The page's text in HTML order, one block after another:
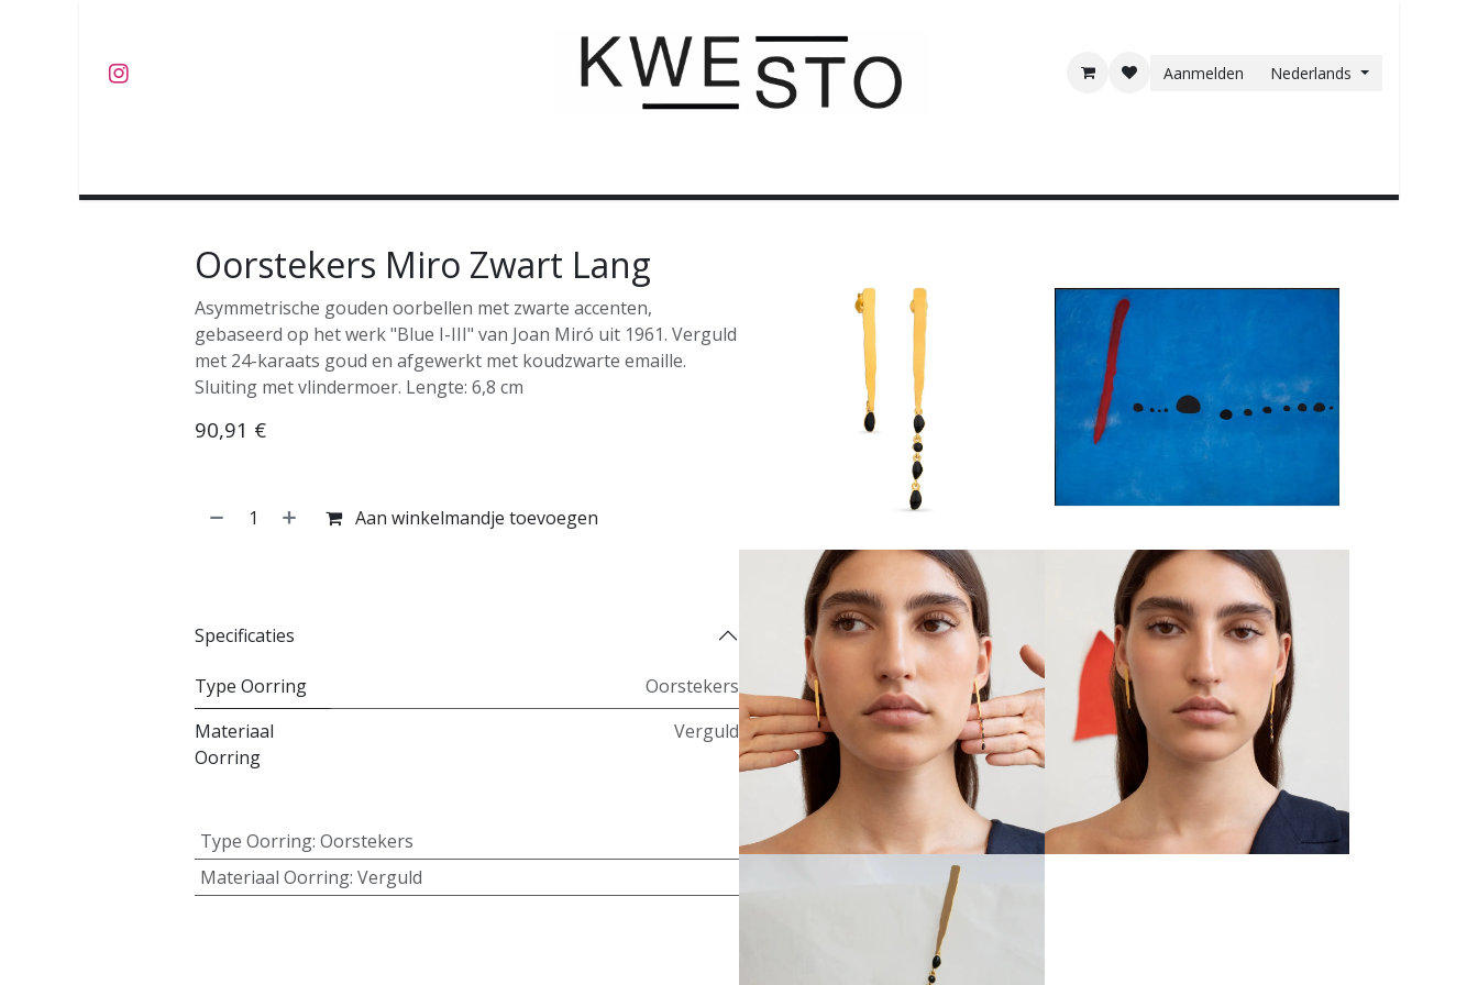
Aanmelden Nederlands
Oorstekers Miro Zwart Lang
Asymmetrische gouden oorbellen met zwarte accenten,
gebaseerd op het werk "Blue I-III" van Joan Miró uit 1961. Verguld
met 24-karaats goud en afgewerkt met koudzwarte emaille.
Sluiting met vlindermoer. Lengte: 6,8 cm
90,91 €
Aan winkelmandje toevoegen
Specificaties
Type Oorring
Oorstekers
Materiaal
Oorring
Verguld
Type Oorring: Oorstekers
Materiaal Oorring: Verguld